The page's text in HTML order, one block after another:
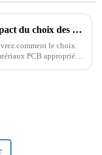
L'impact du choix des matériaux sur la fiabilité des circuits imprimés : Focus sur le Rogers 4350B
comment le choix
PCB appropriés,